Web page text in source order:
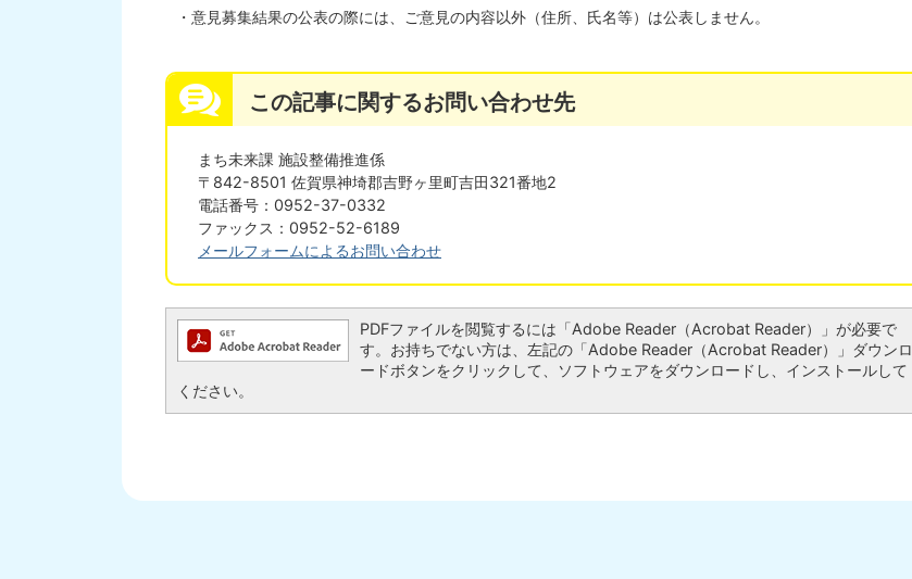
・意見募集結果の公表の際には、ご意見の内容以外（住所、氏名等）は公表しません。
この記事に関するお問い合わせ先
まち未来課 施設整備推進係
〒842-8501 佐賀県神埼郡吉野ヶ里町吉田321番地2
電話番号：0952-37-0332
ファックス：0952-52-6189
メールフォームによるお問い合わせ
PDFファイルを閲覧するには「Adobe Reader（Acrobat Reader）」が必要で
す。お持ちでない方は、左記の「Adobe Reader（Acrobat Reader）」ダウンロ
ードボタンをクリックして、ソフトウェアをダウンロードし、インストールして
ください。